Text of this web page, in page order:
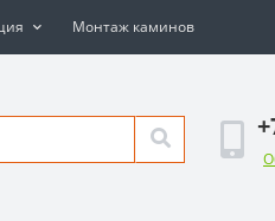
Монтаж каминов